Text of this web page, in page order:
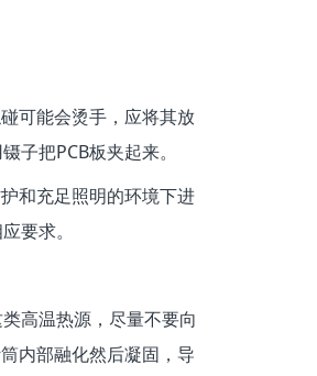
可能会烫手，应将其放
子把PCB板夹起来。
和充足照明的环境下进
要求。
高温热源，尽量不要向
内部融化然后凝固，导